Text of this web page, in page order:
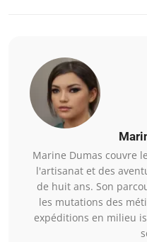
Marine Dumas couvre
l'artisanat et des
de huit ans. Son
les mutations des
expéditions en milieu